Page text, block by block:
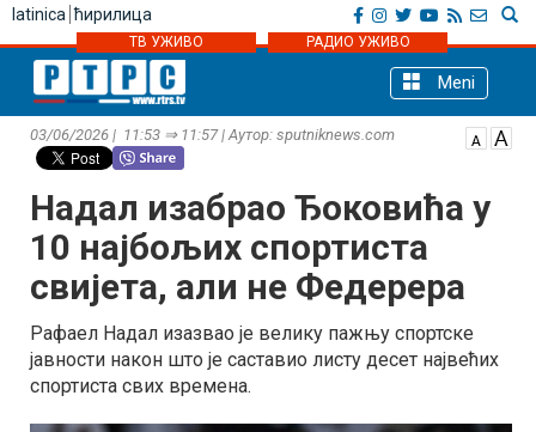
latinica ћирилица
ТВ УЖИВО РАДИО УЖИВО
Meni
03/06/2026 | 11:53 ⇒ 11:57 | Аутор: sputniknews.com
Надал изабрао Ђоковића у
10 најбољих спортиста
свијета, али не Федерера
Рафаел Надал изазвао је велику пажњу спортске
јавности након што је саставио листу десет највећих
спортиста свих времена.